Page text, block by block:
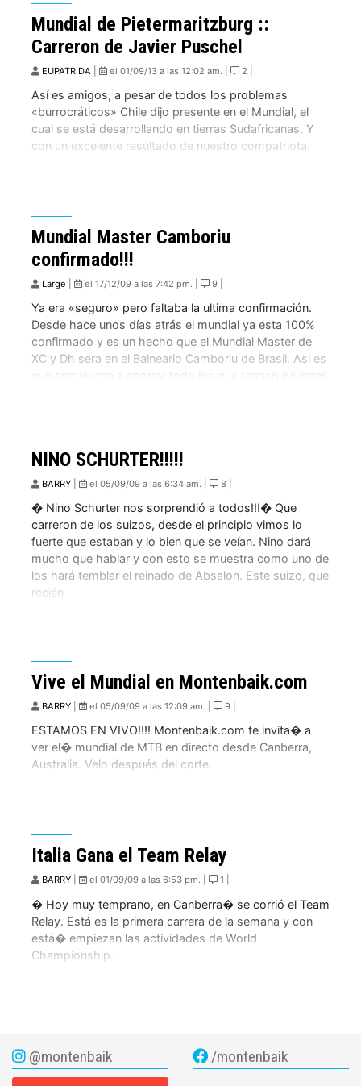
Mundial de Pietermaritzburg ::
Carreron de Javier Puschel
EUPATRIDA el 01/09/13 a las 12:02 am. | 2 |
Así es amigos, a pesar de todos los problemas
«burrocráticos» Chile dijo presente en el Mundial, el
cual se está desarrollando en tierras Sudafricanas. Y
con un excelente resultado de nuestro compatriota.
Mundial Master Camboriu
confirmado!!!
Large el 17/12/09 a las 7:42 pm. | 9 |
Ya era «seguro» pero faltaba la ultima confirmación.
Desde hace unos días atrás el mundial ya esta 100%
confirmado y es un hecho que el Mundial Master de
XC y Dh sera en el Balneario Camboriu de Brasil. Asi es
que comiencen a ahorrar todo los que tengan ilusiones
NINO SCHURTER!!!!!
BARRY el 05/09/09 a las 6:34 am. | 8 |
� Nino Schurter nos sorprendió a todos!!!� Que
carreron de los suizos, desde el principio vimos lo
fuerte que estaban y lo bien que se veían. Nino dará
mucho que hablar y con esto se muestra como uno de
los hará temblar el reinado de Absalon. Este suizo, que
recién
Vive el Mundial en Montenbaik.com
BARRY el 05/09/09 a las 12:09 am. | 9 |
ESTAMOS EN VIVO!!!! Montenbaik.com te invita� a
ver el� mundial de MTB en directo desde Canberra,
Australia. Velo después del corte.
Italia Gana el Team Relay
BARRY el 01/09/09 a las 6:53 pm. | 1 |
� Hoy muy temprano, en Canberra� se corrió el Team
Relay. Está es la primera carrera de la semana y con
está� empiezan las actividades de World
Championship.
@montenbaik /montenbaik